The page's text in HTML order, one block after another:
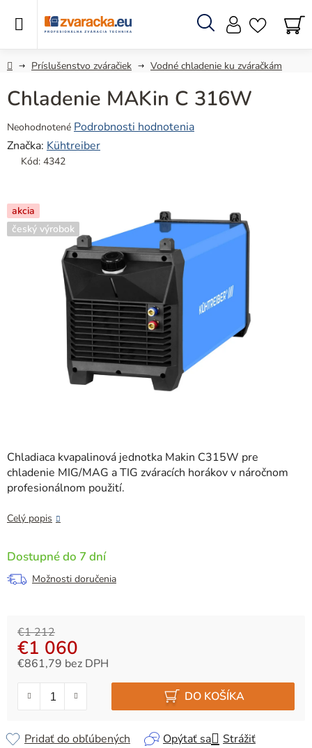
Hľadať
DomovPríslušenstvo zváračiek Vodné chladenie ku zváračkám
Chladiaca kvapalinová jednotka Makin C315W pre
chladenie MIG/MAG a TIG zváracích horákov v náročnom
profesionálnom použití.
Celý popis
Dostupné do 7 dní
Možnosti doručenia
€1 212
€1 060
€861,79 bez DPH
DO KOŠÍKA
Opýtať sa Strážiť
Pridať do obľúbených
Chladenie MAKin C 316W
Priemerné
hodnotenie
produktu
z
5
hviezdičiek.
Neohodnotené Podrobnosti hodnotenia
Značka: Kühtreiber
Kód: 4342
akcia
český výrobok